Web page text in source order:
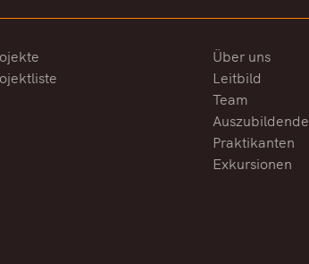
Über uns
Leitbild
Team
Auszubildende
Praktikanten
Exkursionen